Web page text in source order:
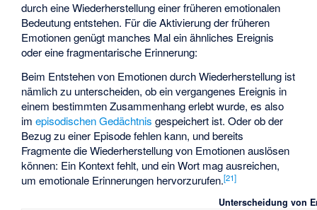
durch eine Wiederherstellung einer früheren emotionalen
Bedeutung entstehen. Für die Aktivierung der früheren
Emotionen genügt manches Mal ein ähnliches Ereignis
oder eine fragmentarische Erinnerung:
Beim Entstehen von Emotionen durch Wiederherstellung ist
nämlich zu unterscheiden, ob ein vergangenes Ereignis in
einem bestimmten Zusammenhang erlebt wurde, es also
imepisodischen Gedächtnis gespeichert ist. Oder ob der
Bezug zu einer Episode fehlen kann, und bereits
Fragmente die Wiederherstellung von Emotionen auslösen
können: Ein Kontext fehlt, und ein Wort mag ausreichen,
um emotionale Erinnerungen hervorzurufen.[21]
Unterscheidung von